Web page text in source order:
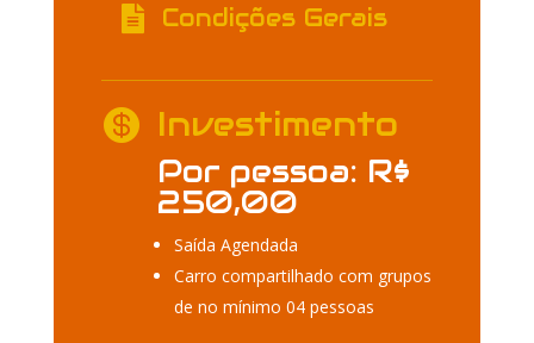
 Condições Gerais
 Investimento
Por pessoa: R$
250,00
Saída Agendada
Carro compartilhado com grupos
de no mínimo 04 pessoas